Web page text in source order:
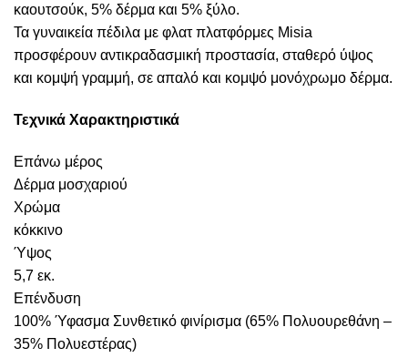
καουτσούκ, 5% δέρμα και 5% ξύλο.
Τα γυναικεία πέδιλα με φλατ πλατφόρμες Misia
προσφέρουν αντικραδασμική προστασία, σταθερό ύψος
και κομψή γραμμή, σε απαλό και κομψό μονόχρωμο δέρμα.
Τεχνικά Χαρακτηριστικά
Επάνω μέρος
Δέρμα μοσχαριού
Χρώμα
κόκκινο
Ύψος
5,7 εκ.
Επένδυση
100% Ύφασμα Συνθετικό φινίρισμα (65% Πολυουρεθάνη –
35% Πολυεστέρας)